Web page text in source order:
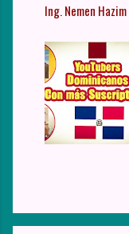
Ing. Nemen Hazim